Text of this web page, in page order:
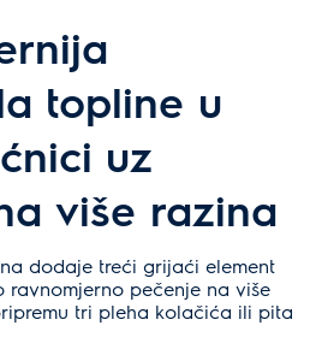
topline u
uz
više razina
dodaje treći grijaći element
pečenje na više
tri pleha kolačića ili pita